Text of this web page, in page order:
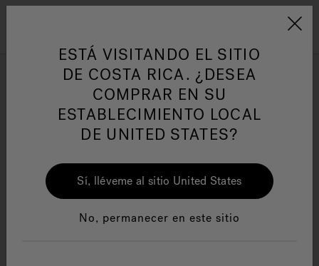
Jacuzzi&reg; Latin
Responsabilidad Social
HIDROMASAJE
Contact Us
We welcome your inquiries.
Contact us via phone at 1-844-
602-6064 for general
inquiries.
ESTÁ VISITANDO EL SITIO
DE COSTA RICA. ¿DESEA
COMPRAR EN SU
ESTABLECIMIENTO LOCAL
DE UNITED STATES?
Sí, lléveme al sitio United States
No, permanecer en este sitio